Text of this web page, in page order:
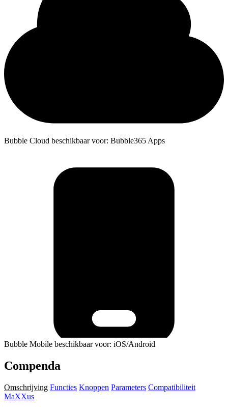
Bubble Cloud beschikbaar voor: Bubble365 Apps
Bubble Mobile beschikbaar voor: iOS/Android
Compenda
Omschrijving Functies Knoppen Parameters Compatibiliteit
MaXXus